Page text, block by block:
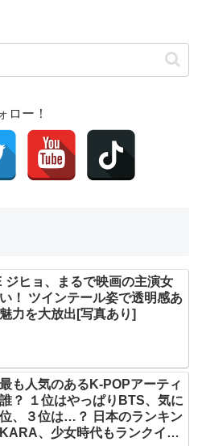
ロー！
ジヒョ、まるで映画の主演女
！ ツインテール姿で透明感あ
力を大放出[写真あり]
も人気のあるK-POPアーティ
？ １位はやっぱりBTS、気に
、３位は…？ 日本のランキン
、少女時代もランクイ